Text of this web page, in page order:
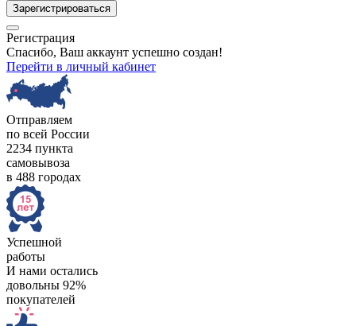
Зарегистрироваться
Регистрация
Спасибо, Ваш аккаунт успешно создан!
Перейти в личный кабинет
Отправляем
по всей России
2234 пункта
самовывоза
в 488 городах
Успешной
работы
И нами остались
довольны 92%
покупателей